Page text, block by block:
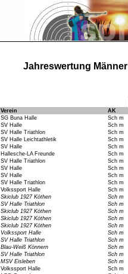
Jahreswertung Männer
Verein AK
SG Buna Halle Sch m
SV Halle Sch m
SV Halle Triathlon Sch m
SV Halle Leichtathletik Sch m
SV Halle Sch m
Hallesche-LA Freunde Sch m
SV Halle Triathlon Sch m
SV Halle Sch m
SV Halle Sch m
SV Halle Triathlon Sch m
Volkssport Halle Sch m
Skiclub 1927 Köthen Sch m
SV Halle Triathlon Sch m
Skiclub 1927 Köthen Sch m
Skiclub 1927 Köthen Sch m
Skiclub 1927 Köthen Sch m
Volkssport Halle Sch m
SV Halle Triathlon Sch m
Blau-Weiß Könnern Sch m
SV Halle Triathlon Sch m
MSV Eisleben Sch m
Volkssport Halle Sch m